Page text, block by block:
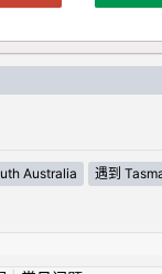
Australia 遇到